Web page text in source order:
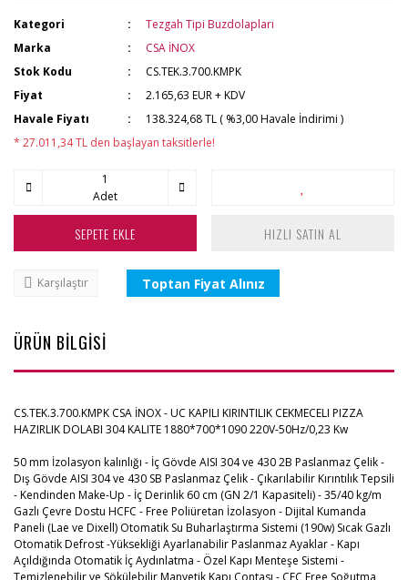
Kategori
Tezgah Tipi Buzdolapları
Marka
CSA İNOX
Stok Kodu
CS.TEK.3.700.KMPK
Fiyat
2.165,63 EUR + KDV
Havale Fiyatı
138.324,68 TL ( %3,00 Havale İndirimi )
* 27.011,34 TL den başlayan taksitlerle!
Adet
SEPETE EKLE HIZLI SATIN AL
Karşılaştır Toptan Fiyat Alınız
ÜRÜN BİLGİSİ
CS.TEK.3.700.KMPK CSA İNOX - UC KAPILI KIRINTILIK CEKMECELI PIZZA
HAZIRLIK DOLABI 304 KALITE 1880*700*1090 220V-50Hz/0,23 Kw
50 mm İzolasyon kalınlığı - İç Gövde AISI 304 ve 430 2B Paslanmaz Çelik -
Dış Gövde AISI 304 ve 430 SB Paslanmaz Çelik - Çıkarılabilir Kırıntılık Tepsili
- Kendinden Make-Up - İç Derinlik 60 cm (GN 2/1 Kapasiteli) - 35/40 kg/m
Gazlı Çevre Dostu HCFC - Free Poliüretan İzolasyon - Dijital Kumanda
Paneli (Lae ve Dixell) Otomatik Su Buharlaştırma Sistemi (190w) Sıcak Gazlı
Otomatik Defrost -Yüksekliği Ayarlanabilir Paslanmaz Ayaklar - Kapı
Açıldığında Otomatik İç Aydınlatma - Özel Kapı Menteşe Sistemi -
Temizlenebilir ve Sökülebilir Manyetik Kapı Contası - CFC Free Soğutma